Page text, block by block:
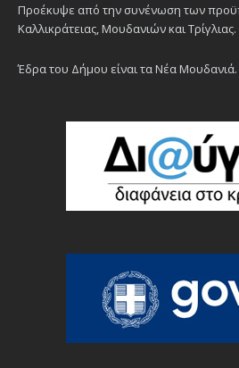
Προέκυψε από την συνένωση των
Καλλικράτειας, Μουδανιών και Τρίγλιας.
Έδρα του Δήμου είναι τα Νέα Μουδανιά.